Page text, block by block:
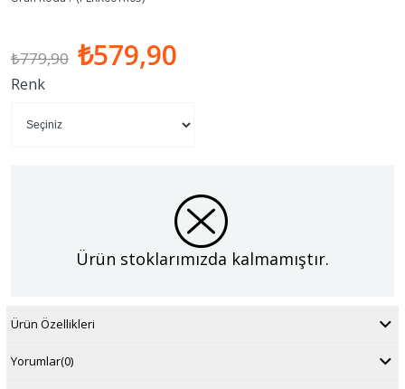
₺779,90 ₺579,90
Renk
Ürün stoklarımızda kalmamıştır.
Ürün Özellikleri
Yorumlar(0)